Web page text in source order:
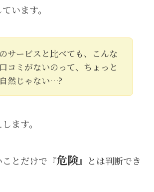
います。
サービスと比べても、こんな
コミがないのって、ちょっと
然じゃない…?
ます。
とだけで『危険』とは判断でき